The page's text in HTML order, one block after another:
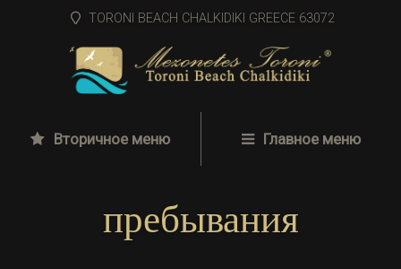
TORONI BEACH CHALKIDIKI GREECE 63072
Вторичное меню Главное меню
пребывания